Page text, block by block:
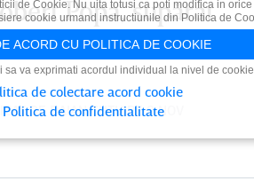
Popa, supărat
DE DAIAN CUTUPE 9 NOV
de Cookie. Nu uita totusi ca poti modifica in orice
cookie urmand instructiunile din Politica de
ACORD CU POLITICA DE COOKIE
sa va exprimati acordul individual la nivel de
de colectare acord cookie
Politica de confidentialitate